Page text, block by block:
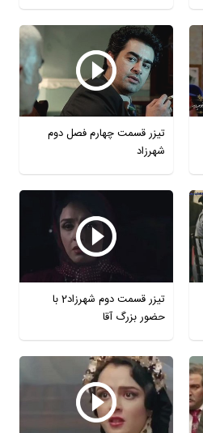
تیزر قسمت چهارم فصل دوم
شهرزاد
تیزر قسمت دوم شهرزاد2 با
حضور بزرگ آقا